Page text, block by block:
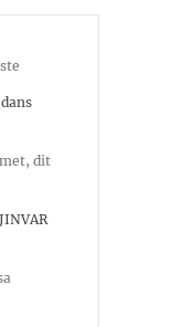
dans
dit